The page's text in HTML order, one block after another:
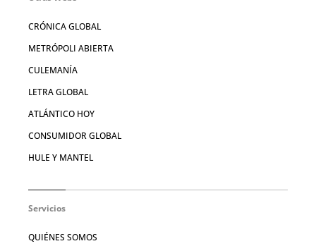
CRÓNICA GLOBAL
METRÓPOLI ABIERTA
CULEMANÍA
LETRA GLOBAL
ATLÁNTICO HOY
CONSUMIDOR GLOBAL
HULE Y MANTEL
Servicios
QUIÉNES SOMOS